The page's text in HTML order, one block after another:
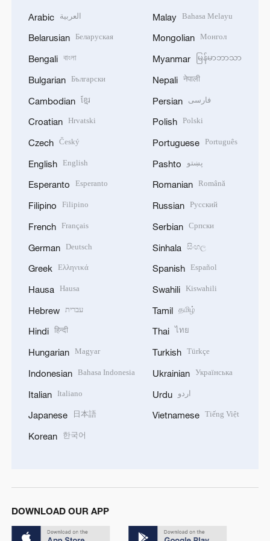
Arabic العربية
Belarusian Беларуская
Bengali বাংলা
Bulgarian Български
Cambodian ខ្មែរ
Croatian Hrvatski
Czech Český
English English
Esperanto Esperanto
Filipino Filipino
French Français
German Deutsch
Greek Ελληνικά
Hausa Hausa
Hebrew עברית
Hindi हिन्दी
Hungarian Magyar
Indonesian Bahasa Indonesia
Italian Italiano
Japanese 日本語
Korean 한국어
Malay Bahasa Melayu
Mongolian Монгол
Myanmar မြန်မာဘာသာ
Nepali नेपाली
Persian فارسی
Polish Polski
Portuguese Português
Pashto پښتو
Romanian Română
Russian Русский
Serbian Српски
Sinhala සිංහල
Spanish Español
Swahili Kiswahili
Tamil தமிழ்
Thai ไทย
Turkish Türkçe
Ukrainian Українська
Urdu اردو
Vietnamese Tiếng Việt
DOWNLOAD OUR APP